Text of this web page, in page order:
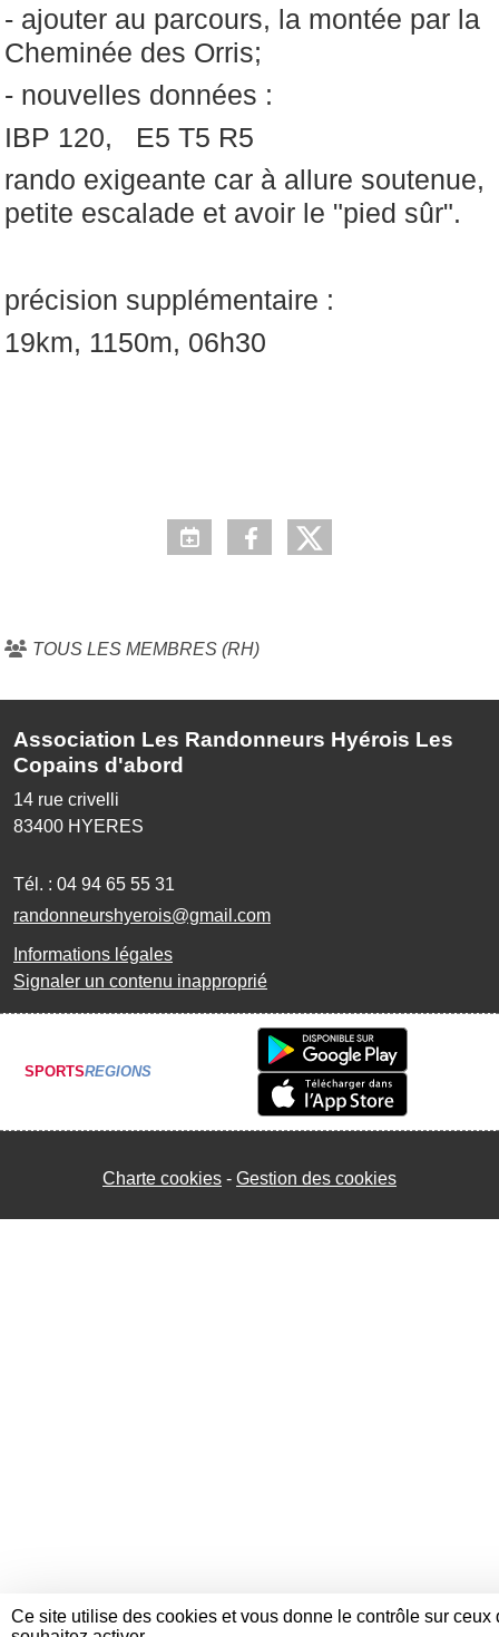
- ajouter au parcours, la montée par la
Cheminée des Orris;
- nouvelles données :
IBP 120, E5 T5 R5
rando exigeante car à allure soutenue,
petite escalade et avoir le "pied sûr".
précision supplémentaire :
19km, 1150m, 06h30
TOUS LES MEMBRES (RH)
Association Les Randonneurs Hyérois Les
Copains d'abord
14 rue crivelli
83400 HYERES
Tél. : 04 94 65 55 31
randonneurshyerois@gmail.com
Informations légales
Signaler un contenu inapproprié
SPORTSREGIONS
Charte cookies Gestion des cookies
Ce site utilise des cookies et vous donne le contrôle sur ceux